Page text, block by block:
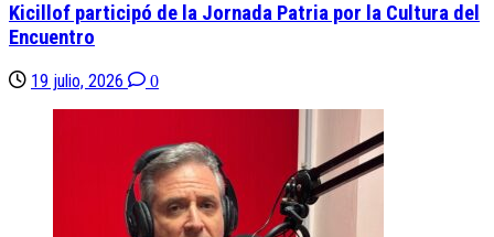
Kicillof participó de la Jornada Patria por la Cultura del
Encuentro
19 julio, 2026 0